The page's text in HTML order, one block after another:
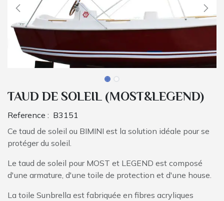
TAUD DE SOLEIL (MOST&LEGEND)
Reference : B3151
Ce taud de soleil ou BIMINI est la solution idéale pour se
protéger du soleil.
Le taud de soleil pour MOST et LEGEND est composé
d'une armature, d'une toile de protection et d'une house.
La toile Sunbrella est fabriquée en fibres acryliques